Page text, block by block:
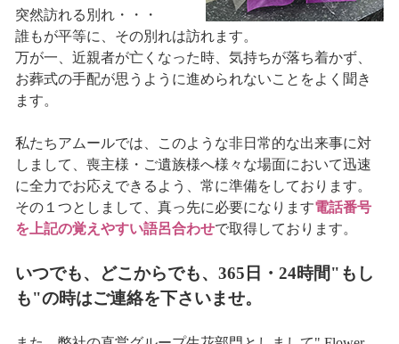
突然訪れる別れ・・・
誰もが平等に、その別れは訪れます。
万が一、近親者が亡くなった時、気持ちが落ち着かず、
お葬式の手配が思うように進められないことをよく聞き
ます。
私たちアムールでは、このような非日常的な出来事に対
しまして、喪主様・ご遺族様へ様々な場面において迅速
に全力でお応えできるよう、常に準備をしております。
その１つとしまして、真っ先に必要になります電話番号
を上記の覚えやすい語呂合わせで取得しております。
いつでも、どこからでも、365日・24時間"もし
も"の時はご連絡を下さいませ。